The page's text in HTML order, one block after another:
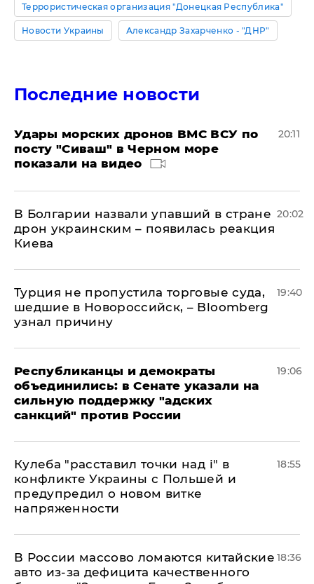
Террористическая организация "Донецкая Республика"
Новости Украины Александр Захарченко - "ДНР"
Последние новости
Удары морских дронов ВМС ВСУ по
посту "Сиваш" в Черном море
показали на видео
20:11
В Болгарии назвали упавший в стране
дрон украинским – появилась реакция
Киева
20:02
Турция не пропустила торговые суда,
шедшие в Новороссийск, – Bloomberg
узнал причину
19:40
Республиканцы и демократы
объединились: в Сенате указали на
сильную поддержку "адских
санкций" против России
19:06
Кулеба "расставил точки над і" в
конфликте Украины с Польшей и
предупредил о новом витке
напряженности
18:55
В России массово ломаются китайские
авто из-за дефицита качественного
18:36